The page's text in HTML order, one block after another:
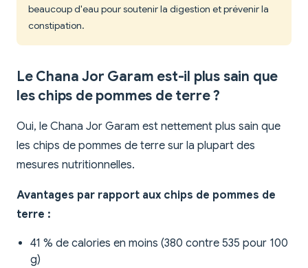
beaucoup d'eau pour soutenir la digestion et prévenir la
constipation.
Le Chana Jor Garam est-il plus sain que
les chips de pommes de terre ?
Oui, le Chana Jor Garam est nettement plus sain que
les chips de pommes de terre sur la plupart des
mesures nutritionnelles.
Avantages par rapport aux chips de pommes de
terre :
41 % de calories en moins (380 contre 535 pour 100
g)